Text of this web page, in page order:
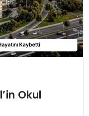
Okul